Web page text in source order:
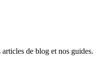
de blog et nos guides.